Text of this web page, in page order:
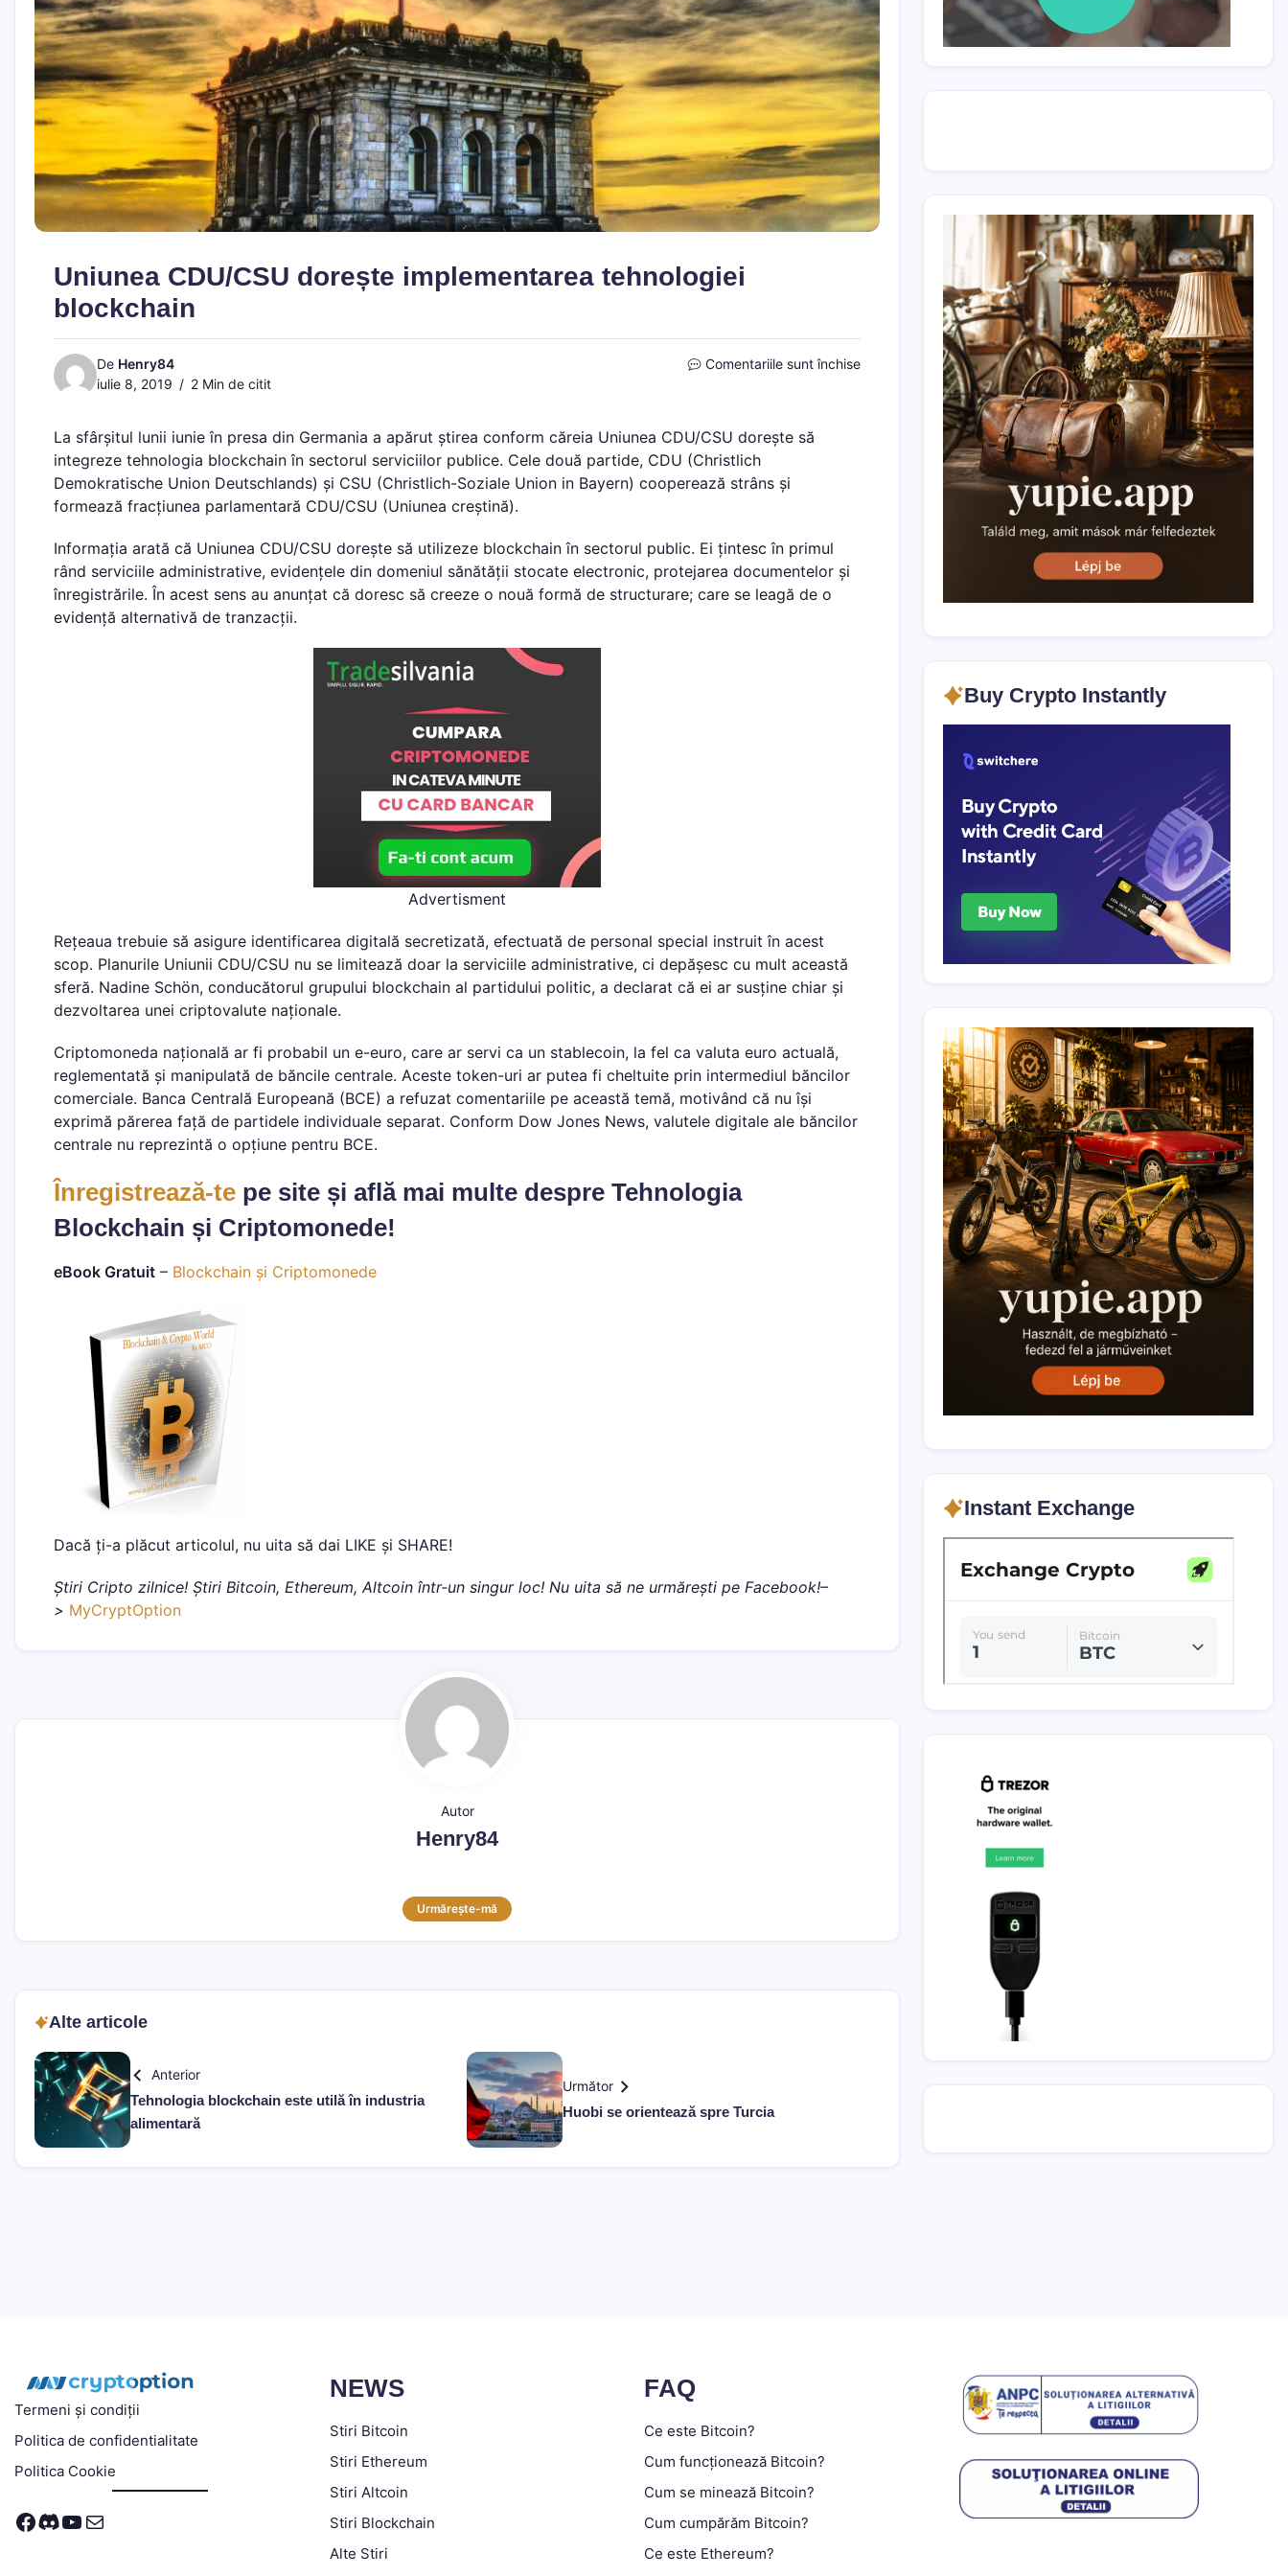
Uniunea CDU/CSU dorește implementarea tehnologiei
blockchain
De Henry84
iulie 8, 2019
2 Min de citit
Comentariile sunt închisepentru
implementarea
La sfârșitul lunii iunie în presa din Germania a apărut știrea conform căreia Uniunea CDU/CSU dorește să
integreze tehnologia blockchain în sectorul serviciilor publice. Cele două partide, CDU (Christlich
Demokratische Union Deutschlands) și CSU (Christlich-Soziale Union in Bayern) cooperează strâns și
formează fracțiunea parlamentară CDU/CSU (Uniunea creștină).
Informația arată că Uniunea CDU/CSU dorește să utilizeze blockchain în sectorul public. Ei țintesc în primul
rând serviciile administrative, evidențele din domeniul sănătății stocate electronic, protejarea documentelor și
înregistrările. În acest sens au anunțat că doresc să creeze o nouă formă de structurare; care se leagă de o
evidență alternativă de tranzacții.
Advertisment
Rețeaua trebuie să asigure identificarea digitală secretizată, efectuată de personal special instruit în acest
scop. Planurile Uniunii CDU/CSU nu se limitează doar la serviciile administrative, ci depășesc cu mult această
sferă. Nadine Schön, conducătorul grupului blockchain al partidului politic, a declarat că ei ar susține chiar și
dezvoltarea unei criptovalute naționale.
Criptomoneda națională ar fi probabil un e-euro, care ar servi ca un stablecoin, la fel ca valuta euro actuală,
reglementată și manipulată de băncile centrale. Aceste token-uri ar putea fi cheltuite prin intermediul băncilor
comerciale. Banca Centrală Europeană (BCE) a refuzat comentariile pe această temă, motivând că nu își
exprimă părerea față de partidele individuale separat. Conform Dow Jones News, valutele digitale ale băncilor
centrale nu reprezintă o opțiune pentru BCE.
Înregistrează-te pe site și află mai multe despre Tehnologia
Blockchain și Criptomonede!
eBook Gratuit – Blockchain și Criptomonede
Dacă ți-a plăcut articolul, nu uita să dai LIKE și SHARE!
Știri Cripto zilnice! Știri Bitcoin, Ethereum, Altcoin într-un singur loc! Nu uita să ne urmărești pe Facebook!–
> MyCryptOption
Autor
Henry84
Urmărește-mă
Alte articole
Anterior
Tehnologia blockchain este utilă în industria
alimentară
Următor
Huobi se orientează spre Turcia
Buy Crypto Instantly
Instant Exchange
Termeni și condiții
Politica de confidentialitate
Politica Cookie
Facebook
Discord
YouTube
Mail
NEWS
Stiri Bitcoin
Stiri Ethereum
Stiri Altcoin
Stiri Blockchain
Alte Stiri
FAQ
Ce este Bitcoin?
Cum funcționează Bitcoin?
Cum se minează Bitcoin?
Cum cumpărăm Bitcoin?
Ce este Ethereum?